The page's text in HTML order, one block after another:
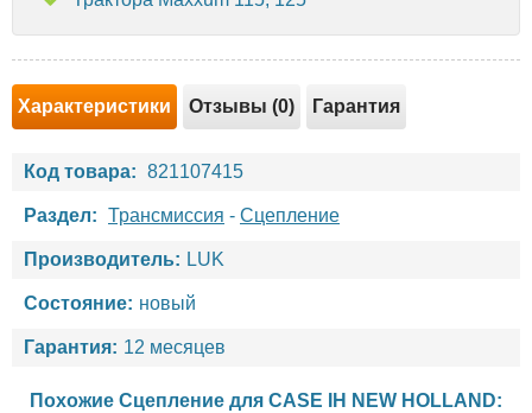
Характеристики Отзывы (0) Гарантия
Код товара: 821107415
Раздел: Трансмиссия - Сцепление
Производитель: LUK
Состояние: новый
Гарантия: 12 месяцев
Похожие Сцепление для CASE IH NEW HOLLAND: